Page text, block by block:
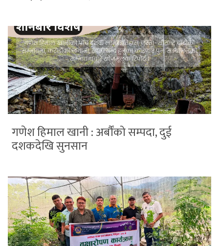
गणेश हिमाल खानी : अर्बौंको सम्पदा, दुई
दशकदेखि सुनसान